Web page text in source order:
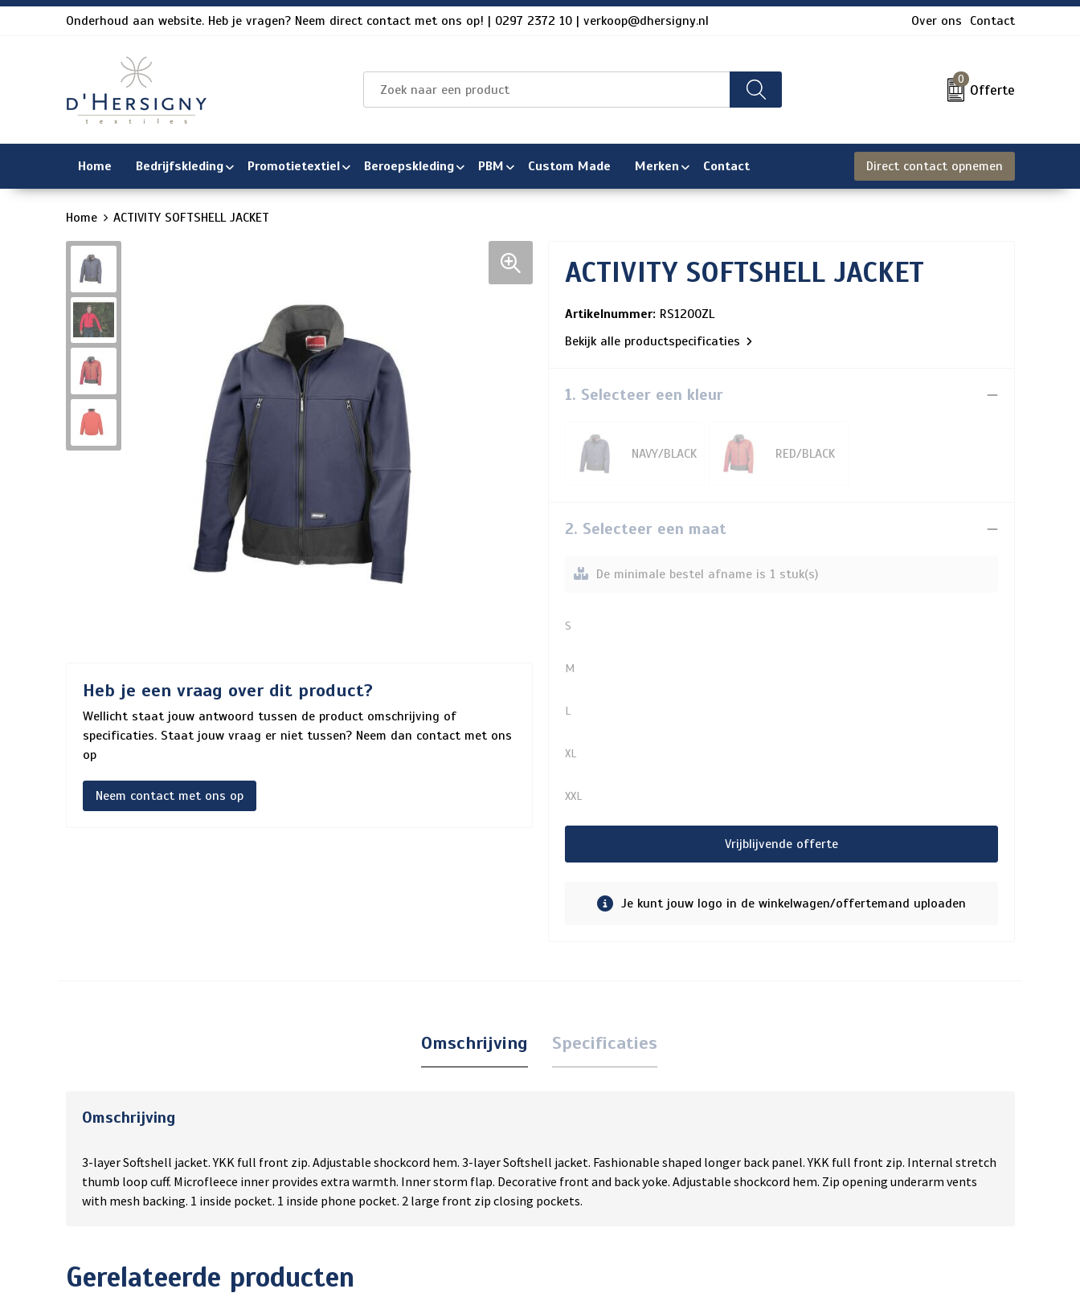
Onderhoud aan website. Heb je vragen? Neem direct contact met ons op! | 0297 2372 10 | verkoop@dhersigny.nl Over ons Contact
0
Offerte
Home Bedrijfskleding Promotietextiel Beroepskleding PBM Custom Made Merken Contact Direct contact opnemen
Home ACTIVITY SOFTSHELL JACKET
Heb je een vraag over dit product?
Wellicht staat jouw antwoord tussen de product omschrijving of
specificaties. Staat jouw vraag er niet tussen? Neem dan contact met ons
op
Neem contact met ons op
ACTIVITY SOFTSHELL JACKET
Artikelnummer: RS1200ZL
Bekijk alle productspecificaties
1. Selecteer een kleur
NAVY/BLACK RED/BLACK
2. Selecteer een maat
De minimale bestel afname is 1 stuk(s)
S
M
L
XL
XXL
Vrijblijvende offerte
Je kunt jouw logo in de winkelwagen/offertemand uploaden
Omschrijving Specificaties
Omschrijving
3-layer Softshell jacket. YKK full front zip. Adjustable shockcord hem. 3-layer Softshell jacket. Fashionable shaped longer back panel. YKK full front zip. Internal stretch
thumb loop cuff. Microfleece inner provides extra warmth. Inner storm flap. Decorative front and back yoke. Adjustable shockcord hem. Zip opening underarm vents
with mesh backing. 1 inside pocket. 1 inside phone pocket. 2 large front zip closing pockets.
Gerelateerde producten